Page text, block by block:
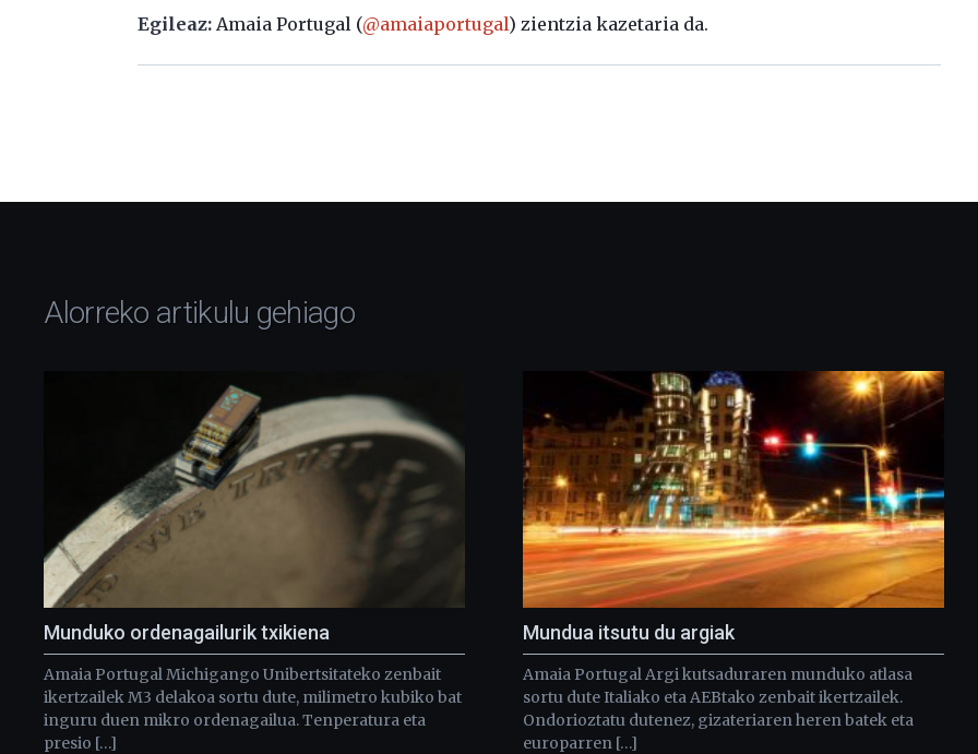
Egileaz: Amaia Portugal (@amaiaportugal) zientzia kazetaria da.
Alorreko artikulu gehiago
Munduko ordenagailurik txikiena
Amaia Portugal Michigango Unibertsitateko zenbait
ikertzailek M3 delakoa sortu dute, milimetro kubiko bat
inguru duen mikro ordenagailua. Tenperatura eta
presio […]
Mundua itsutu du argiak
Amaia Portugal Argi kutsaduraren munduko atlasa
sortu dute Italiako eta AEBtako zenbait ikertzailek.
Ondorioztatu dutenez, gizateriaren heren batek eta
europarren […]